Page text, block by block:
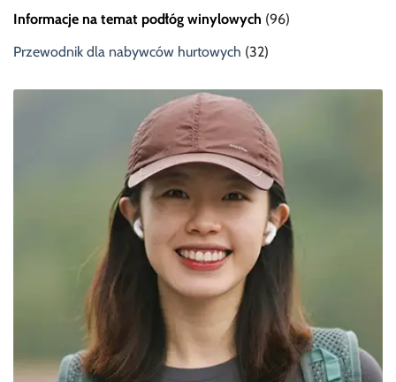
Informacje na temat podłóg winylowych (96)
Przewodnik dla nabywców hurtowych (32)